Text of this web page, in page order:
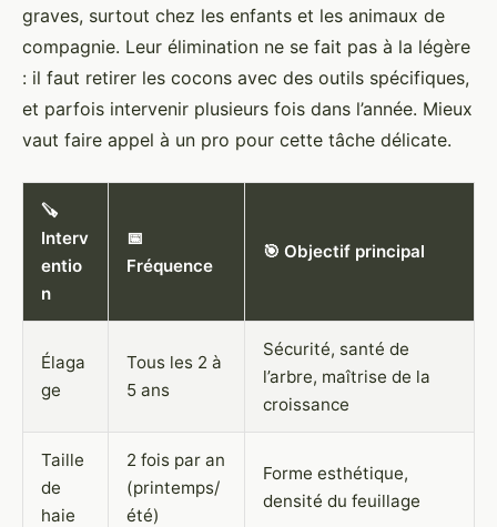
graves, surtout chez les enfants et les animaux de
compagnie. Leur élimination ne se fait pas à la légère
: il faut retirer les cocons avec des outils spécifiques,
et parfois intervenir plusieurs fois dans l’année. Mieux
vaut faire appel à un pro pour cette tâche délicate.
🪚
Interv
entio
n
📅
Fréquence
🎯 Objectif principal
Élaga
ge
Tous les 2 à
5 ans
Sécurité, santé de
l’arbre, maîtrise de la
croissance
Taille
de
haie
2 fois par an
(printemps/
été)
Forme esthétique,
densité du feuillage